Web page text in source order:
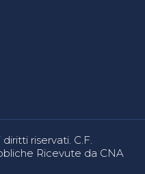
riservati. C.F.
Ricevute da CNA